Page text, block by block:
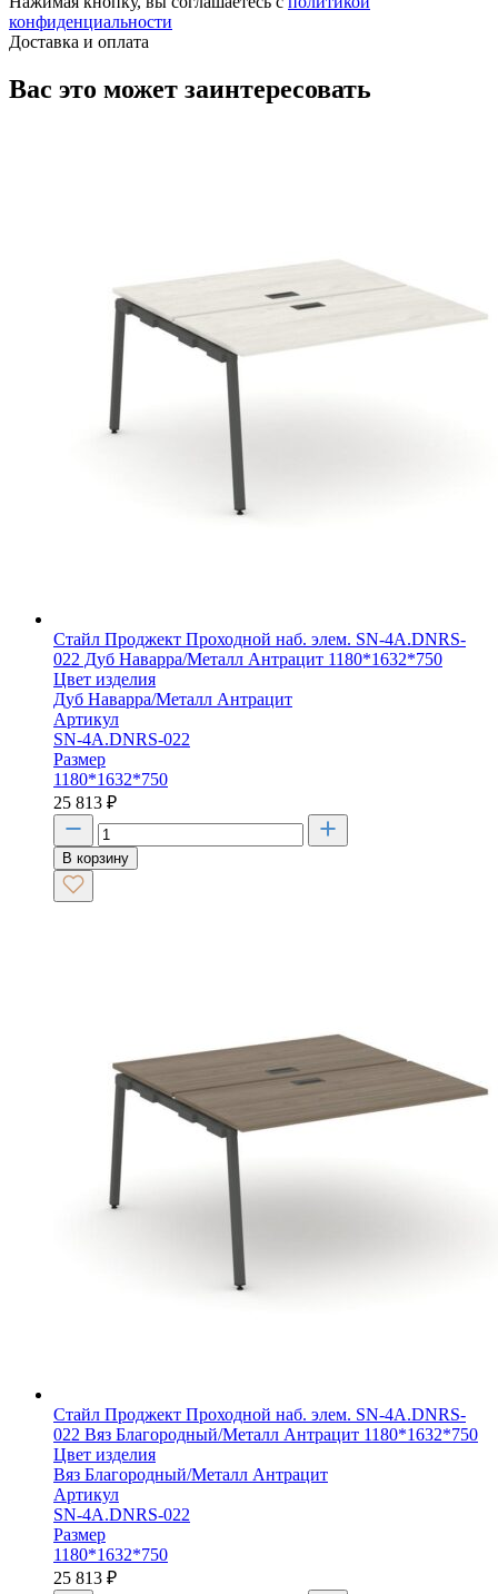
конфиденциальности
Доставка и оплата
Вас это может заинтересовать
Стайл Проджект Проходной наб. элем. SN-4A.DNRS-
022 Дуб Наварра/Металл Антрацит 1180*1632*750
Цвет изделия
Дуб Наварра/Металл Антрацит
Артикул
SN-4A.DNRS-022
Размер
1180*1632*750
25 813 ₽
В корзину
Стайл Проджект Проходной наб. элем. SN-4A.DNRS-
022 Вяз Благородный/Металл Антрацит 1180*1632*750
Цвет изделия
Вяз Благородный/Металл Антрацит
Артикул
SN-4A.DNRS-022
Размер
1180*1632*750
25 813 ₽